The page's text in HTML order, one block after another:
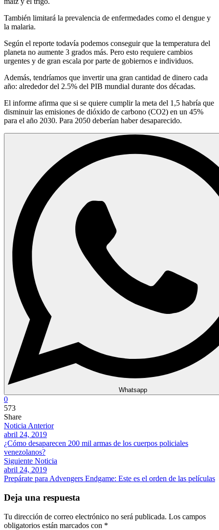
También limitará la prevalencia de enfermedades como el dengue y
la malaria.
Según el reporte todavía podemos conseguir que la temperatura del
planeta no aumente 3 grados más. Pero esto requiere cambios
urgentes y de gran escala por parte de gobiernos e individuos.
Además, tendríamos que invertir una gran cantidad de dinero cada
año: alrededor del 2.5% del PIB mundial durante dos décadas.
El informe afirma que si se quiere cumplir la meta del 1,5 habría que
disminuir las emisiones de dióxido de carbono (CO2) en un 45%
para el año 2030. Para 2050 deberían haber desaparecido.
Whatsapp
0
573
Share
Noticia Anterior
abril 24, 2019
¿Cómo desaparecen 200 mil armas de los cuerpos policiales
venezolanos?
Siguiente Noticia
abril 24, 2019
Prepárate para Advengers Endgame: Este es el orden de las películas
Deja una respuesta
Tu dirección de correo electrónico no será publicada. Los campos
obligatorios están marcados con *